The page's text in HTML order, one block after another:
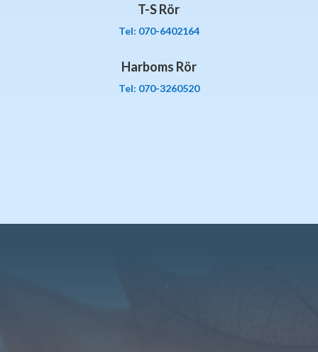
T-S Rör
Tel: 070-6402164
Harboms Rör
Tel: 070-3260520